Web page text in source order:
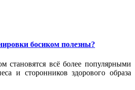
босиком полезны?
становятся всё более популярными
и сторонников здорового образа